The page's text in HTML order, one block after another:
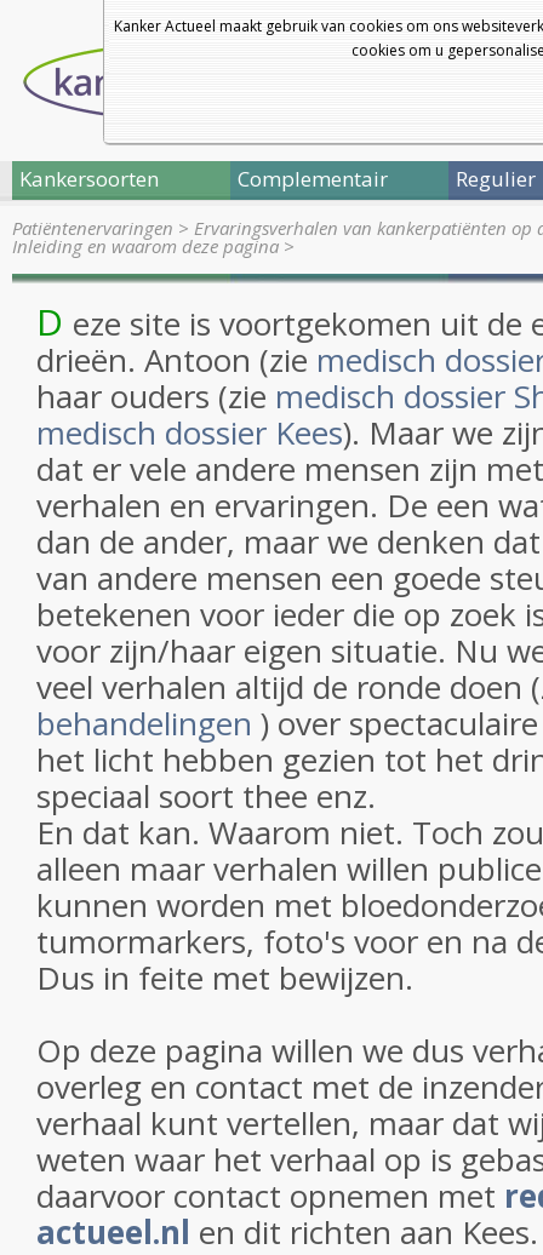
Kanker Actueel maakt gebruik van cookies om ons
cookies om u
Kankersoorten Complementair Regulier
Patiëntenervaringen > Ervaringsverhalen van kankerpatiënten op
Inleiding en waarom deze pagina >
D eze site is voortgekomen uit de
drieën. Antoon (zie medisch
haar ouders (zie medisch dossier
medisch dossier Kees). Maar we
dat er vele andere mensen zijn
verhalen en ervaringen. De een
dan de ander, maar we denken
van andere mensen een goede
betekenen voor ieder die op zoek
voor zijn/haar eigen situatie. Nu
veel verhalen altijd de ronde doen
behandelingen ) over
het licht hebben gezien tot het
speciaal soort thee enz.
En dat kan. Waarom niet. Toch
alleen maar verhalen willen
kunnen worden met
tumormarkers, foto's voor en na
Dus in feite met bewijzen.
Op deze pagina willen we dus
overleg en contact met de
verhaal kunt vertellen, maar dat
weten waar het verhaal op is
daarvoor contact opnemen met
actueel.nl en dit richten aan Kees.